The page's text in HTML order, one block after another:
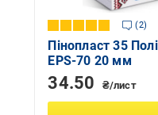
2
Пінопласт 35
EPS-70 20 мм
34.50 ₴/лист